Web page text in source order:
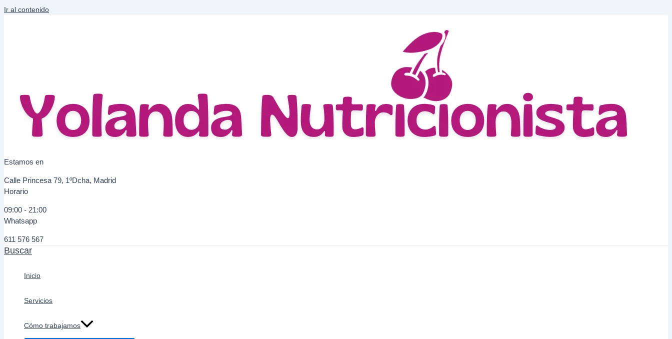
Ir al contenido
Estamos en
Calle Princesa 79, 1ºDcha, Madrid
Horario
09:00 - 21:00
Whatsapp
611 576 567
Buscar
Inicio
Servicios
Cómo trabajamos